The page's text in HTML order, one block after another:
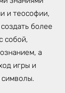
и теософии,
более
собой,
а
игры и